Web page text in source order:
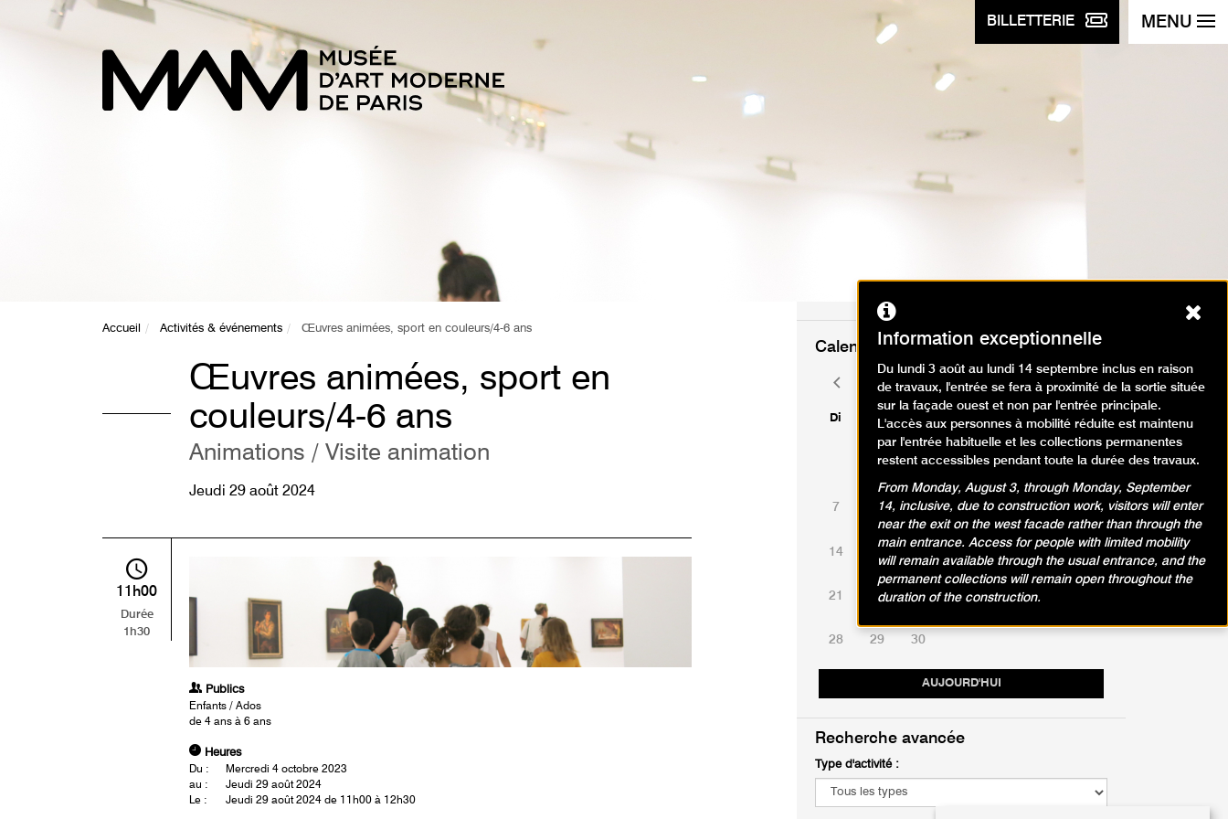
BILLETTERIE MENU
Accueil Activités & événements Œuvres animées, sport en couleurs/4-6 ans
Œuvres animées, sport en
couleurs/4-6 ans
Animations / Visite animation
Jeudi 29 août 2024
11h00
Durée
1h30
Publics
Enfants / Ados
de 4 ans à 6 ans
Heures
Du :
Mercredi 4 octobre 2023
au :
Jeudi 29 août 2024
Le :
Jeudi 29 août 2024 de 11h00 à 12h30
Calendrier des événements
juin 2026
Di Lu Ma Ve Sa
AUJOURD'HUI
1 2 3 4 5 6
7 8 9 10 11 12 13
14
21 22 23 24 25 26
28 29 30
Mois
précédent
Mois
suivant
Recherche avancée
Type d'activité :
Information exceptionnelle
Du lundi 3 août au lundi 14 septembre inclus en raison
de travaux, l'entrée se fera à proximité de la sortie située
sur la façade ouest et non par l'entrée principale.
L'accès aux personnes à mobilité réduite est maintenu
par l'entrée habituelle et les collections permanentes
restent accessibles pendant toute la durée des travaux.
From Monday, August 3, through Monday, September
14, inclusive, due to construction work, visitors will enter
near the exit on the west facade rather than through the
main entrance. Access for people with limited mobility
will remain available through the usual entrance, and the
permanent collections will remain open throughout the
duration of the construction.